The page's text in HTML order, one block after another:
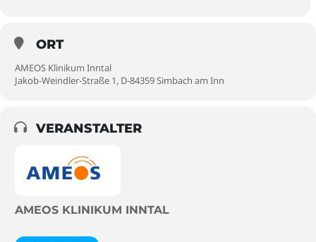
ORT
AMEOS Klinikum Inntal
Jakob-Weindler-Straße 1, D-84359 Simbach am Inn
VERANSTALTER
AMEOS KLINIKUM INNTAL